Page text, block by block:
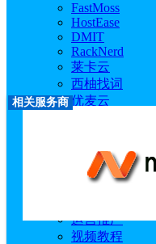
FastMoss
HostEase
DMIT
RackNerd
莱卡云
西柚找词
优麦云
主机教程
建站技术教程
服务器技术教程
运营推广
视频教程
相关服务商
Namecheap